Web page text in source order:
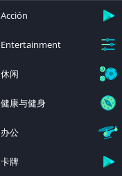
Acción
Entertainment
休闲
健康与健身
办公
卡牌